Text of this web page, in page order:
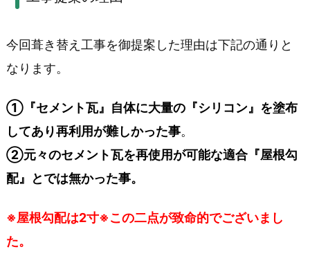
今回葺き替え工事を御提案した理由は下記の通りと
なります。
①『セメント瓦』自体に大量の『シリコン』を塗布
してあり再利用が難しかった事。
②元々のセメント瓦を再使用が可能な適合『屋根勾
配』とでは無かった事。
※屋根勾配は2寸※この二点が致命的でございまし
た。